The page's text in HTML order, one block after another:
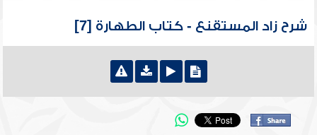
شرح زاد المستقنع - كتاب الطهارة [7]